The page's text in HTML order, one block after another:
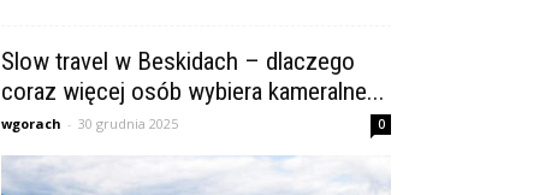
Slow travel w Beskidach – dlaczego
coraz więcej osób wybiera kameralne...
wgorach - 30 grudnia 2025 0